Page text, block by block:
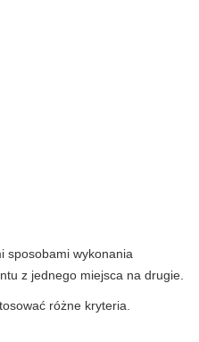
sposobami wykonania
z jednego miejsca na drugie.
różne kryteria.